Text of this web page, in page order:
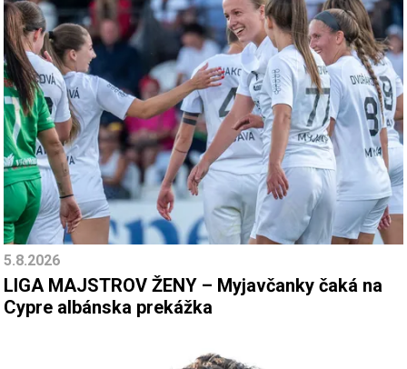
5.8.2026
LIGA MAJSTROV ŽENY – Myjavčanky čaká na
Cypre albánska prekážka